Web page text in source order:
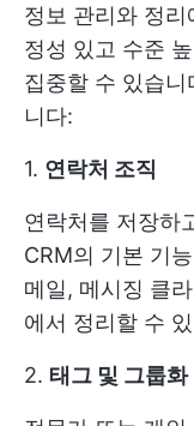
정보 관리와 정
정성 있고 수준
집중할 수 있습
니다:
1. 연락처 조직
연락처를 저장하
CRM의 기본 기
메일, 메시징 클
에서 정리할 수
2. 태그 및 그룹화